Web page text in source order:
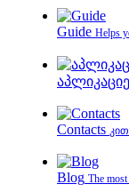
Guide Helps
Contacts
Blog The